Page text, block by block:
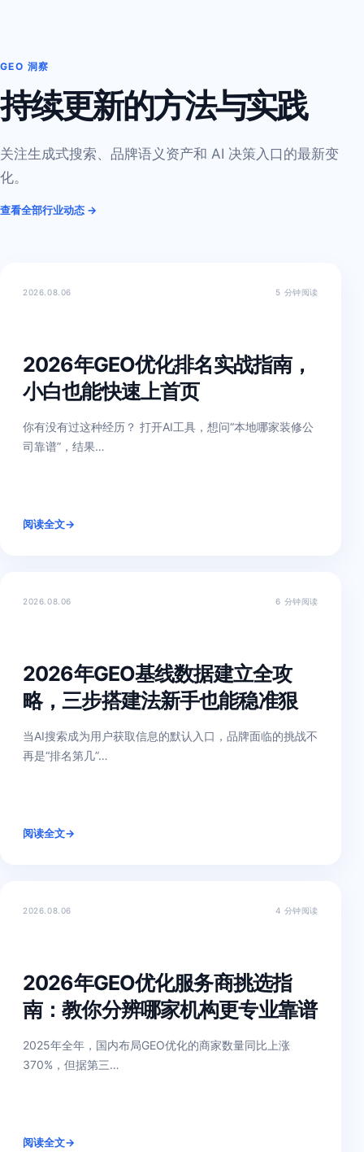
GEO 洞察
持续更新的方法与实践
关注生成式搜索、品牌语义资产和 AI 决策入口的最新变
化。
查看全部行业动态 →
2026.08.06 5 分钟阅读
2026年GEO优化排名实战指南，
小白也能快速上首页
你有没有过这种经历？ 打开AI工具，想问“本地哪家装修公
司靠谱”，结果…
阅读全文→
2026.08.06 6 分钟阅读
2026年GEO基线数据建立全攻
略，三步搭建法新手也能稳准狠
当AI搜索成为用户获取信息的默认入口，品牌面临的挑战不
再是“排名第几”…
阅读全文→
2026.08.06 4 分钟阅读
2026年GEO优化服务商挑选指
南：教你分辨哪家机构更专业靠谱
2025年全年，国内布局GEO优化的商家数量同比上涨
370%，但据第三…
阅读全文→